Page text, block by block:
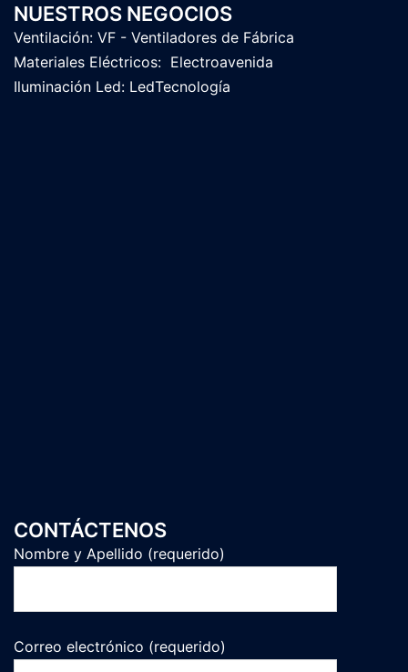
NUESTROS NEGOCIOS
Ventilación: VF - Ventiladores de Fábrica
Materiales Eléctricos: Electroavenida
Iluminación Led: LedTecnología
CONTÁCTENOS
Nombre y Apellido (requerido)
Correo electrónico (requerido)